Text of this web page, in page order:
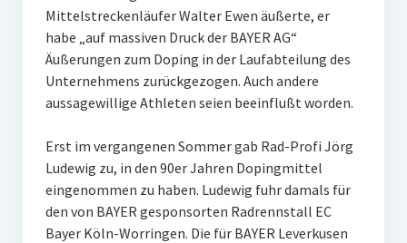
Mittelstreckenläufer Walter Ewen äußerte, er
habe „auf massiven Druck der BAYER AG“
Äußerungen zum Doping in der Laufabteilung des
Unternehmens zurückgezogen. Auch andere
aussagewillige Athleten seien beeinflußt worden.
Erst im vergangenen Sommer gab Rad-Profi Jörg
Ludewig zu, in den 90er Jahren Dopingmittel
eingenommen zu haben. Ludewig fuhr damals für
den von BAYER gesponsorten Radrennstall EC
Bayer Köln-Worringen. Die für BAYER Leverkusen